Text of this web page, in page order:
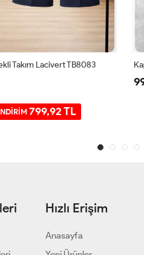
Takım Lacivert TB8083
799,92 TL
Hızlı Erişim
Anasayfa